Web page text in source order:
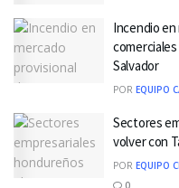
Incendio
Salvador
POR EQUIPO
Sectores
volver con
POR EQUIPO
0